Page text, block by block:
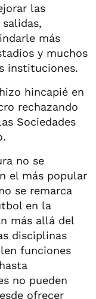
las
más
y muchos
instituciones.
hincapié en
rechazando
Sociedades
no se
el más popular
se remarca
en la
más allá del
disciplinas
funciones
no pueden
ofrecer